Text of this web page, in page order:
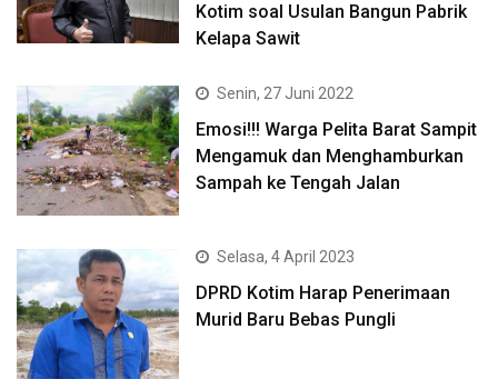
Kotim soal Usulan Bangun Pabrik
Kelapa Sawit
Senin, 27 Juni 2022
Emosi!!! Warga Pelita Barat Sampit
Mengamuk dan Menghamburkan
Sampah ke Tengah Jalan
Selasa, 4 April 2023
DPRD Kotim Harap Penerimaan
Murid Baru Bebas Pungli